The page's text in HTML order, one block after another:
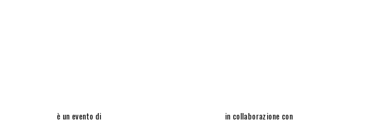
è un evento di in collaborazione con